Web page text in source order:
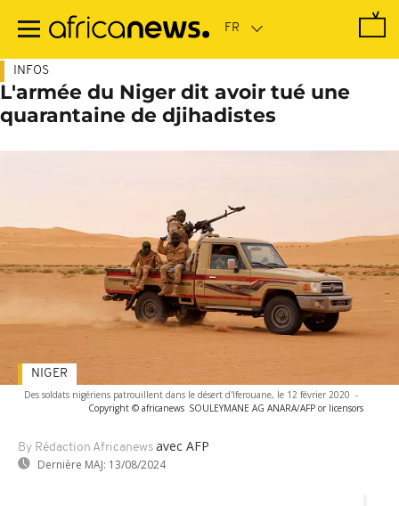
contenu
INFOS
L'armée du Niger dit avoir tué une
quarantaine de djihadistes
Des soldats nigériens patrouillent dans le désert d'Iferouane, le 12 février 2020 -
Copyright © africanews SOULEYMANE AG ANARA/AFP or licensors
By Rédaction Africanews avec AFP
Dernière MAJ: 13/08/2024
NIGER